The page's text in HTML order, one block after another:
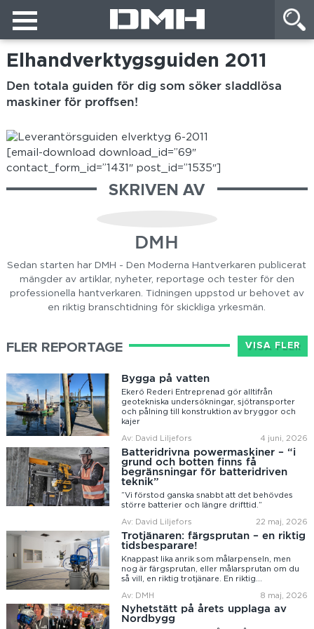
Elhandverktygsguiden 2011
Den totala guiden för dig som söker sladdlösa
maskiner för proffsen!
[email-download download_id=”69″
contact_form_id=”1431″ post_id=”1535″]
SKRIVEN AV
DMH
Sedan starten har DMH - Den Moderna Hantverkaren publicerat
mängder av artiklar, nyheter, reportage och tester för den
professionella hantverkaren. Tidningen uppstod ur behovet av
en riktig branschtidning för skickliga yrkesmän.
FLER REPORTAGE VISA FLER
Bygga på vatten
Ekerö Rederi Entreprenad gör alltifrån
geotekniska undersökningar, sjötransporter
och pålning till konstruktion av bryggor och
kajer
Av: David Liljefors 4 juni, 2026
Batteridrivna powermaskiner – “i
grund och botten finns få
begränsningar för batteridriven
teknik”
”Vi förstod ganska snabbt att det behövdes
större batterier och längre drifttid.”
Av: David Liljefors 22 maj, 2026
Trotjänaren: färgsprutan – en riktig
tidsbesparare!
Knappast lika anrik som målarpenseln, men
nog är färgsprutan, eller målarsprutan om du
så vill, en riktig trotjänare. En riktig...
Av: DMH 8 maj, 2026
Nyhetstätt på årets upplaga av
Nordbygg